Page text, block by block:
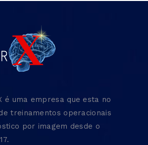
é uma empresa que esta no
treinamentos operacionais
por imagem desde o